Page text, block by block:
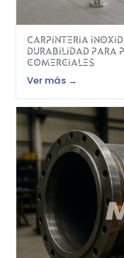
Carpinteria
durabilidad para
comerciales
Ver más →